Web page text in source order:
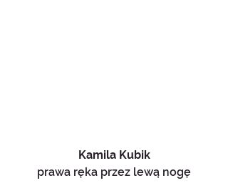
Kamila Kubik
prawa ręka przez lewą nogę